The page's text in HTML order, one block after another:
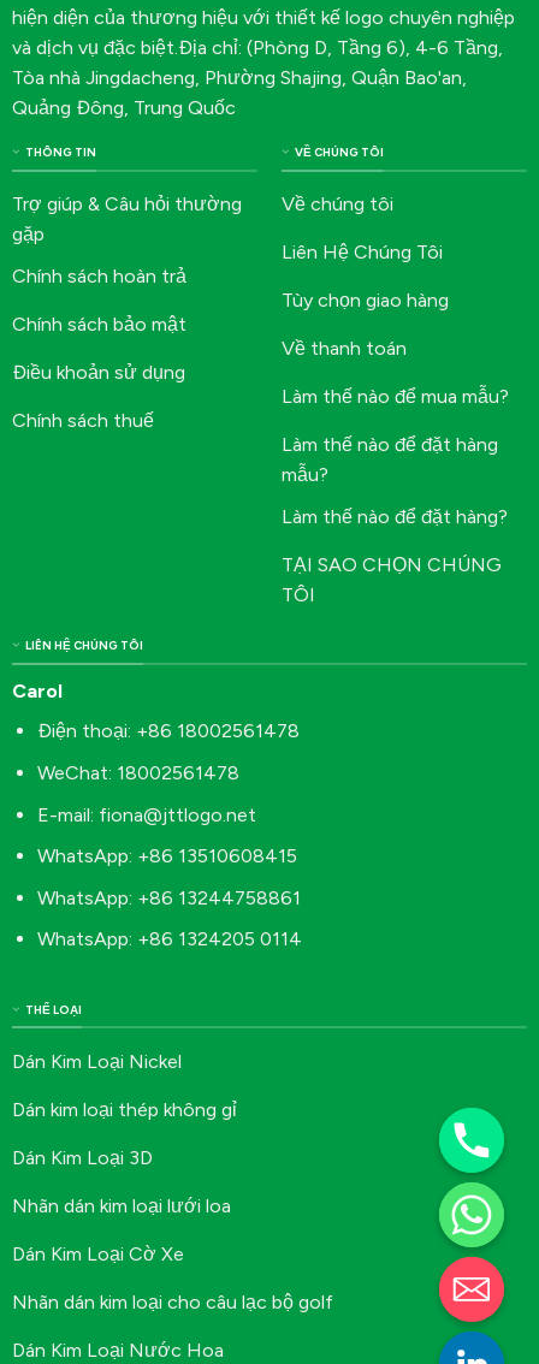
hiện diện của thương hiệu với thiết kế logo chuyên nghiệp
và dịch vụ đặc biệt.Địa chỉ: (Phòng D, Tầng 6), 4-6 Tầng,
Tòa nhà Jingdacheng, Phường Shajing, Quận Bao'an,
Quảng Đông, Trung Quốc
THÔNG TIN
Trợ giúp & Câu hỏi thường
gặp
Chính sách hoàn trả
Chính sách bảo mật
Điều khoản sử dụng
Chính sách thuế
VỀ CHÚNG TÔI
Về chúng tôi
Liên Hệ Chúng Tôi
Tùy chọn giao hàng
Về thanh toán
Làm thế nào để mua mẫu?
Làm thế nào để đặt hàng
mẫu?
Làm thế nào để đặt hàng?
TẠI SAO CHỌN CHÚNG
TÔI
THỂ LOẠI
Dán Kim Loại Nickel
Dán kim loại thép không gỉ
Dán Kim Loại 3D
Nhãn dán kim loại lưới loa
Dán Kim Loại Cờ Xe
Nhãn dán kim loại cho câu lạc bộ golf
Dán Kim Loại Nước Hoa
LIÊN HỆ CHÚNG TÔI
Carol
Điện thoại: +86 18002561478
WeChat: 18002561478
E-mail: fiona@jttlogo.net
WhatsApp: +86 13510608415
WhatsApp: +86 13244758861
WhatsApp: +86 1324205 0114